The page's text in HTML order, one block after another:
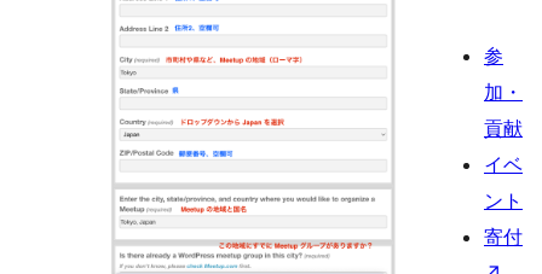
参
加・
貢献
イベ
ント
寄付